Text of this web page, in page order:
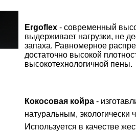
Ergoflex - современный
выдерживает нагрузки, не
запаха. Равномерное
достаточно высокой
высокотехнологичной пены.
Кокосовая койра -
натуральным, экологически
Используется в качестве